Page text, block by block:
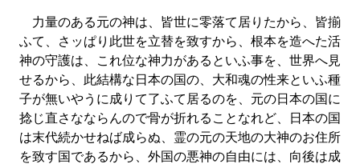
力量のある元の神は、皆世に零落て居りたから、皆揃
ふて、さッぱり此世を立替を致すから、根本を造へた活
神の守護は、これ位な神力があるといふ事を、世界へ見
せるから、此結構な日本の国の、大和魂の性来といふ種
子が無いやうに成りて了ふて居るのを、元の日本の国に
捻じ直さなならんので骨が折れることなれど、日本の国
は末代続かせねば成らぬ、霊の元の天地の大神のお住所
を致す国であるから、外国の悪神の自由には、向後は成